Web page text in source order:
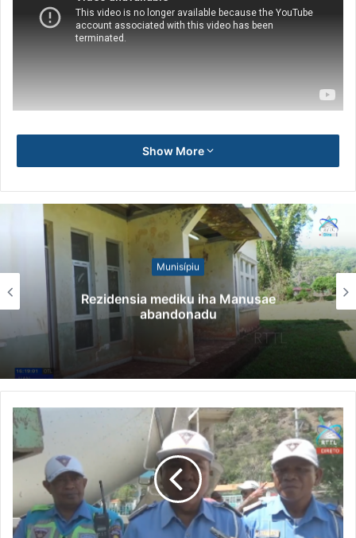
Show More
Notísia Kalan
Governu Promete Tau Prioridade ba
Minerais no Setór Produtivu